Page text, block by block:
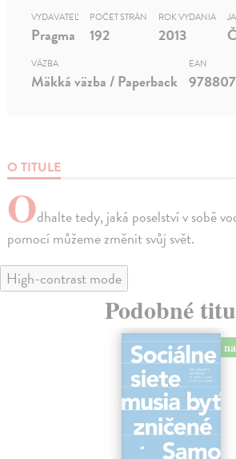
O TITULE
Odhalte tedy, jaká poselství v sobě
pomocí můžeme změnit svůj svět.
VYDAVATEĽ
Pragma
POČET STRÁN
192
ROK VYDANIA
2013
VÄZBA
Mäkká väzba / Paperback
EAN
High-contrast mode
Podobné